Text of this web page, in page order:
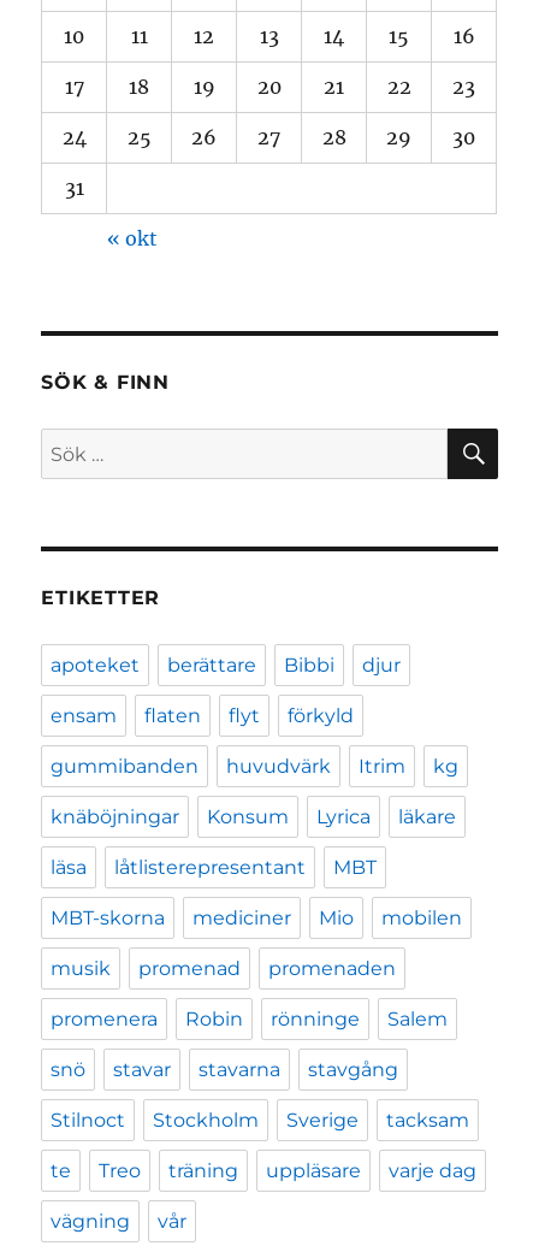
10 11 12 13 14 15 16
17 18 19 20 21 22 23
24 25 26 27 28 29 30
31
« okt
SÖK & FINN
Sök
efter:
ETIKETTER
apoteket berättare Bibbi djur
ensam flaten flyt förkyld
gummibanden huvudvärk Itrim kg
knäböjningar Konsum Lyrica läkare
läsa låtlisterepresentant MBT
MBT-skorna mediciner Mio mobilen
musik promenad promenaden
promenera Robin rönninge Salem
snö stavar stavarna stavgång
Stilnoct Stockholm Sverige tacksam
te Treo träning uppläsare varje dag
vägning vår